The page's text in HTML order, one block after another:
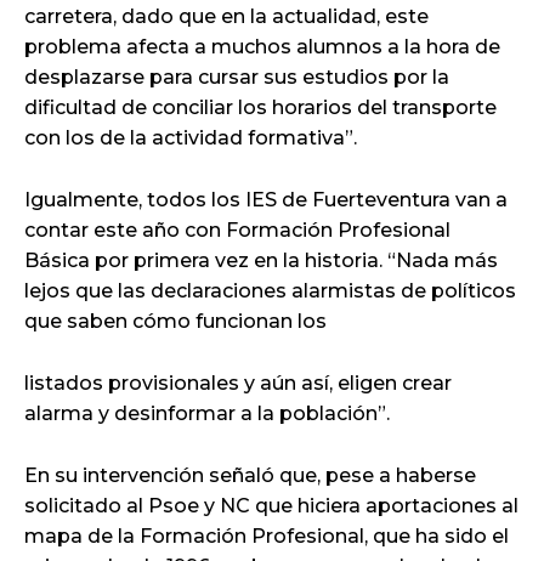
carretera, dado que en la actualidad, este
problema afecta a muchos alumnos a la hora de
desplazarse para cursar sus estudios por la
dificultad de conciliar los horarios del transporte
con los de la actividad formativa”.
Igualmente, todos los IES de Fuerteventura van a
contar este año con Formación Profesional
Básica por primera vez en la historia. “Nada más
lejos que las declaraciones alarmistas de políticos
que saben cómo funcionan los
listados provisionales y aún así, eligen crear
alarma y desinformar a la población”.
En su intervención señaló que, pese a haberse
solicitado al Psoe y NC que hiciera aportaciones al
mapa de la Formación Profesional, que ha sido el